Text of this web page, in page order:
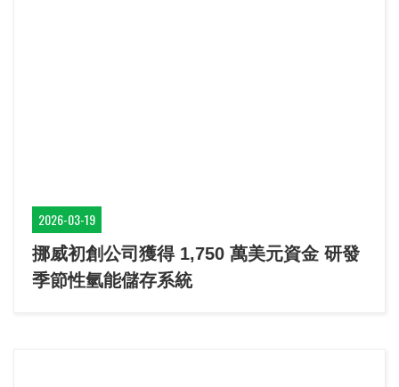
2026-03-19
挪威初創公司獲得 1,750 萬美元資金 研發
季節性氫能儲存系統